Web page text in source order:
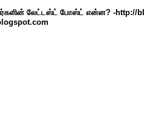
லேட்டஸ்ட் போஸ்ட் என்ன? -http://